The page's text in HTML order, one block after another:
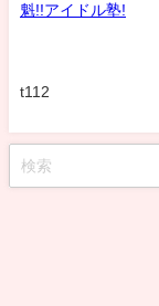
魁!!アイドル塾!
t112